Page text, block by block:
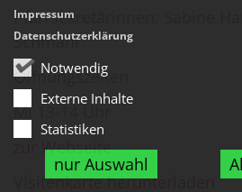
Notwendig
Externe Inhalte
Statistiken
nur Auswahl
Impressum
Datenschutzerklärung
Pfarrsekretärinnen: Sabine
Schmahl
Öffnungszeiten
Mi 13-14 Uhr
zur Webseite
Visitenkarte herunterladen